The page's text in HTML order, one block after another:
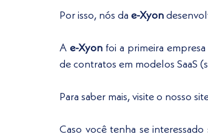
Por isso, nós da e-Xyon
A e-Xyon foi a primeira
de contratos em modelos SaaS
Para saber mais, visite o nosso
Caso você tenha se